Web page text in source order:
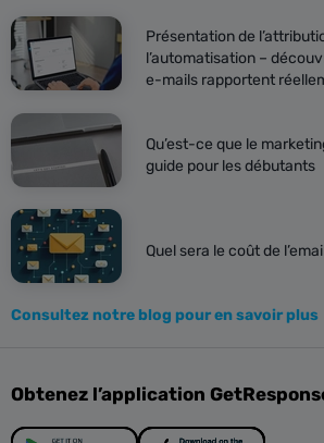
Présentation de
l’automatisation –
e-mails rapportent
Qu’est-ce que le
guide pour les débutants
Quel sera le coût de
Consultez notre blog pour en savoir plus
Obtenez l’application